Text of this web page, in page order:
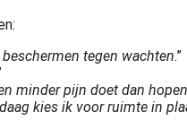
tegen wachten.”
minder pijn doet dan hopen
kies ik voor ruimte in